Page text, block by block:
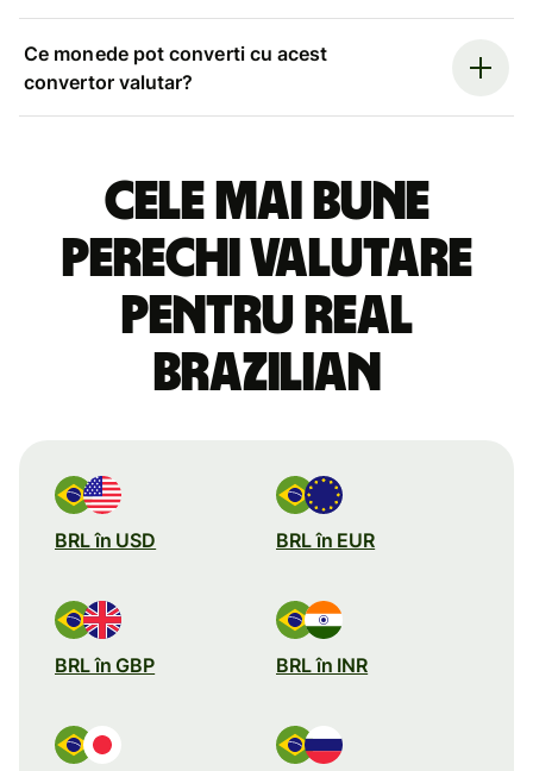
Ce monede pot converti cu acest
convertor valutar?
Cele mai bune
perechi valutare
pentru real
brazilian
BRL în USD BRL în EUR
BRL în GBP BRL în INR